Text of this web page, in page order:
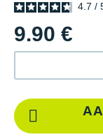
4.7 /
9.90 €